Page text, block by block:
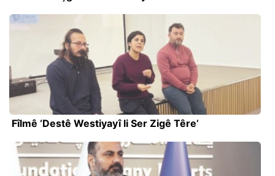
Fîlmê ‘Destê Westiyayî li Ser Zigê Têre’